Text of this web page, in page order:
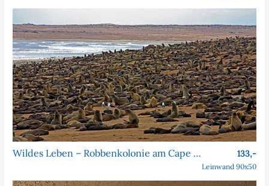
Wildes Leben – Robbenkolonie am Cape Cross 133,-
Leinwand 90x50